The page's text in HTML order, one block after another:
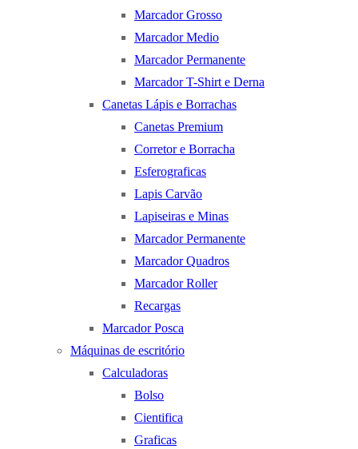
Marcador Grosso
Marcador Medio
Marcador Permanente
Marcador T-Shirt e Derna
Canetas Lápis e Borrachas
Canetas Premium
Corretor e Borracha
Esferograficas
Lapis Carvão
Lapiseiras e Minas
Marcador Permanente
Marcador Quadros
Marcador Roller
Recargas
Marcador Posca
Máquinas de escritório
Calculadoras
Bolso
Cientifica
Graficas